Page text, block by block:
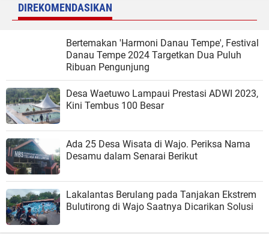
DIREKOMENDASIKAN
Bertemakan 'Harmoni Danau Tempe', Festival
Danau Tempe 2024 Targetkan Dua Puluh
Ribuan Pengunjung
Desa Waetuwo Lampaui Prestasi ADWI 2023,
Kini Tembus 100 Besar
Ada 25 Desa Wisata di Wajo. Periksa Nama
Desamu dalam Senarai Berikut
Lakalantas Berulang pada Tanjakan Ekstrem
Bulutirong di Wajo Saatnya Dicarikan Solusi